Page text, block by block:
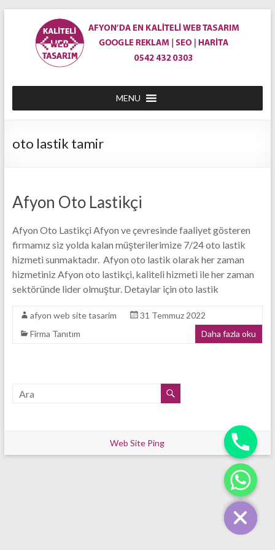
content
En
Ucuz
Web
Tasarım
|
Afyon'da
Web
Tasarım
Firması
MENU
oto lastik tamir
Afyon Oto Lastikçi
Afyon Oto Lastikçi Afyon ve çevresinde faaliyet gösteren
firmamız siz yolda kalan müşterilerimize 7/24 oto lastik
hizmeti sunmaktadır. Afyon oto lastik olarak her zaman
hizmetiniz Afyon oto lastikçi, kaliteli hizmeti ile her zaman
sektöründe lider olmuştur. Detaylar için oto lastik
afyon web site tasarim
31 Temmuz 2022
Firma Tanıtım
Daha fazla oku
Web Site Ping